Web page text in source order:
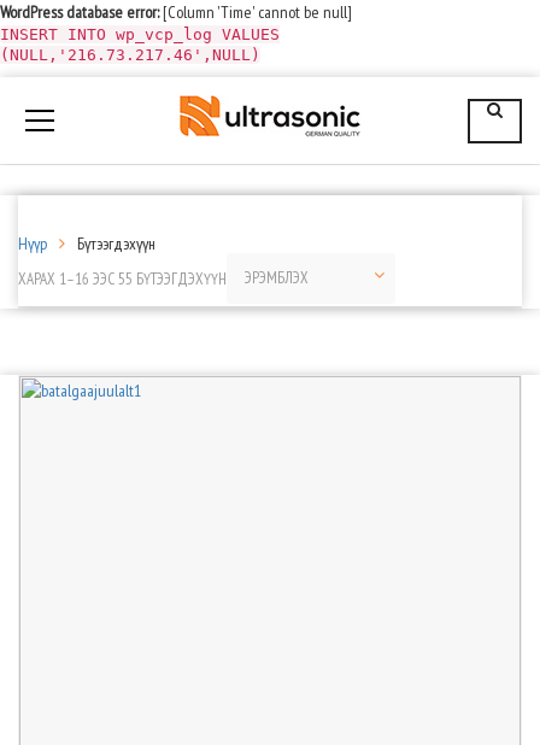
WordPress database error:[Column 'Time' cannot be null]
INSERT INTO wp_vcp_log VALUES
(NULL,'216.73.217.46',NULL)
Нүүр Бүтээгдэхүүн
ХАРАХ 1–16 ЭЭС 55 БҮТЭЭГДЭХҮҮН